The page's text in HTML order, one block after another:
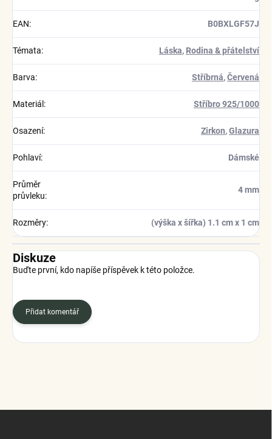
EAN: B0BXLGF57J
Témata: Láska, Rodina & přátelství
Barva: Stříbrná,Červená
Materiál : Stříbro 925/1000
Osazení: Zirkon,Glazura
Pohlaví: Dámské
Průměr
průvleku:
4 mm
Rozměry: (výška x šířka) 1.1 cm x 1 cm
Diskuze
Buďte první, kdo napíše příspěvek k této položce.
Přidat komentář